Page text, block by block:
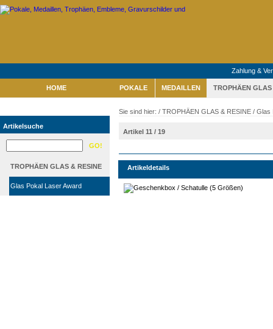
Zahlung &
HOME POKALE MEDAILLEN TROPHÄEN GLAS
Artikelsuche
TROPHÄEN GLAS & RESINE
Glas Pokal Laser Award
Sie sind hier: / TROPHÄEN GLAS & RESINE / Glas
Artikel 11 / 19
Artikeldetails